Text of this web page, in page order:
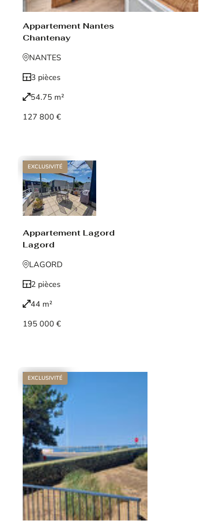
Appartement Nantes
Chantenay
NANTES
3 pièces
54.75 m²
127 800 €
EXCLUSIVITÉ
Appartement Lagord
Lagord
LAGORD
2 pièces
44 m²
195 000 €
EXCLUSIVITÉ